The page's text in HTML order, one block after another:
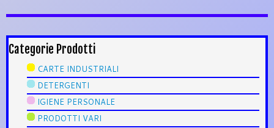
Categorie Prodotti
CARTE INDUSTRIALI
DETERGENTI
IGIENE PERSONALE
PRODOTTI VARI